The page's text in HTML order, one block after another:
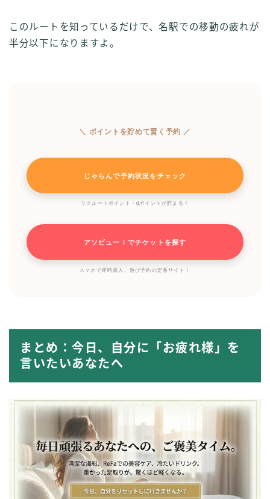
このルートを知っているだけで、名駅での移動の疲れが
半分以下になりますよ。
＼ ポイントを貯めて賢く予約 ／
じゃらんで予約状況をチェック
リクルートポイント・dポイントが貯まる！
アソビュー！でチケットを探す
スマホで即時購入。遊び予約の定番サイト！
まとめ：今日、自分に「お疲れ様」を
言いたいあなたへ